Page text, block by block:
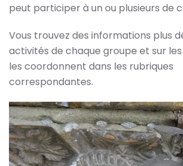
peut participer à un ou plusieurs de
Vous trouvez des informations plus
activités de chaque groupe et sur
les coordonnent dans les rubriques
correspondantes.